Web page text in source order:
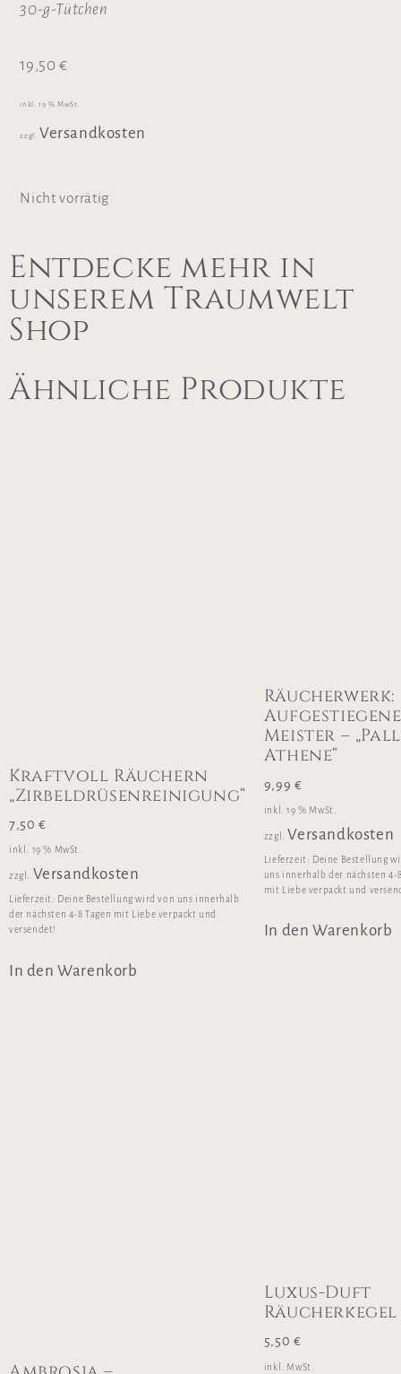
30-g-Tütchen
19,50 €
inkl. 19 % MwSt.
zzgl. Versandkosten
Nicht vorrätig
Entdecke mehr in
unserem Traumwelt
Shop
Ähnliche Produkte
Kraftvoll Räuchern
„Zirbeldrüsenreinigung“
7,50 €
inkl. 19 % MwSt.
zzgl. Versandkosten
Lieferzeit: Deine Bestellung wird von uns innerhalb
der nächsten 4-8 Tagen mit Liebe verpackt und
versendet!
In den Warenkorb
Räucherwerk:
Aufgestiegene
Meister –
Athene“
9,99 €
inkl. 19 % MwSt.
zzgl. Versandkosten
Lieferzeit: Deine Bestellung
uns innerhalb der nächsten 4-
mit Liebe verpackt und
In den Warenkorb
Luxus-Duft
Räucherkegel
5,50 €
inkl. MwSt.